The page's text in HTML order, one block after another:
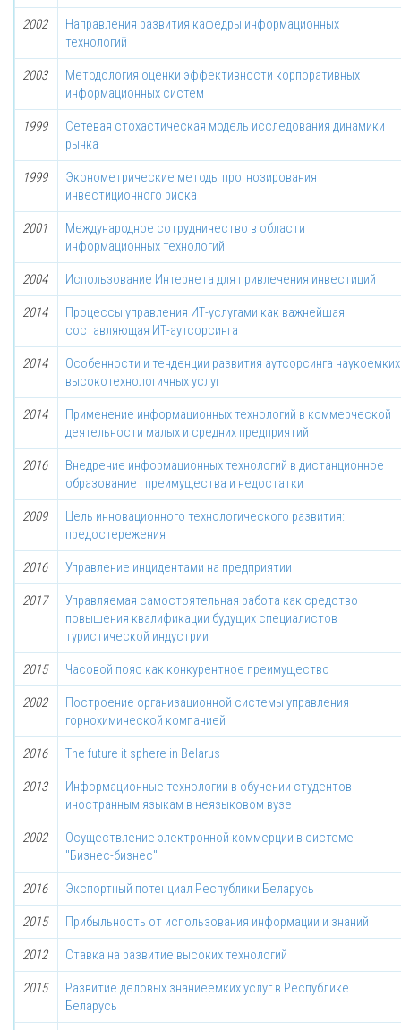
2002
Направления развития кафедры информационных
технологий
2003
Методология оценки эффективности корпоративных
информационных систем
1999
Сетевая стохастическая модель исследования динамики
рынка
1999
Эконометрические методы прогнозирования
инвестиционного риска
2001
Международное сотрудничество в области
информационных технологий
2004 Использование Интернета для привлечения инвестиций
2014
Процессы управления ИТ-услугами как важнейшая
составляющая ИТ-аутсорсинга
2014
Особенности и тенденции развития аутсорсинга наукоемких
высокотехнологичных услуг
2014
Применение информационных технологий в коммерческой
деятельности малых и средних предприятий
2016
Внедрение информационных технологий в дистанционное
образование : преимущества и недостатки
2009
Цель инновационного технологического развития:
предостережения
2016 Управление инцидентами на предприятии
2017
Управляемая самостоятельная работа как средство
повышения квалификации будущих специалистов
туристической индустрии
2015 Часовой пояс как конкурентное преимущество
2002
Построение организационной системы управления
горнохимической компанией
2016 The future it sphere in Belarus
2013
Информационные технологии в обучении студентов
иностранным языкам в неязыковом вузе
2002
Осуществление электронной коммерции в системе
"Бизнес-бизнес"
2016 Экспортный потенциал Республики Беларусь
2015 Прибыльность от использования информации и знаний
2012 Ставка на развитие высоких технологий
2015
Развитие деловых знаниеемких услуг в Республике
Беларусь